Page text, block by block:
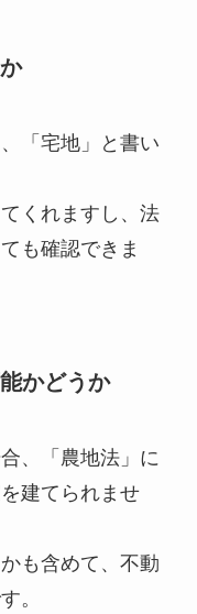
「宅地」と書い
くれますし、法
も確認できま
かどうか
、「農地法」に
建てられませ
も含めて、不動
。